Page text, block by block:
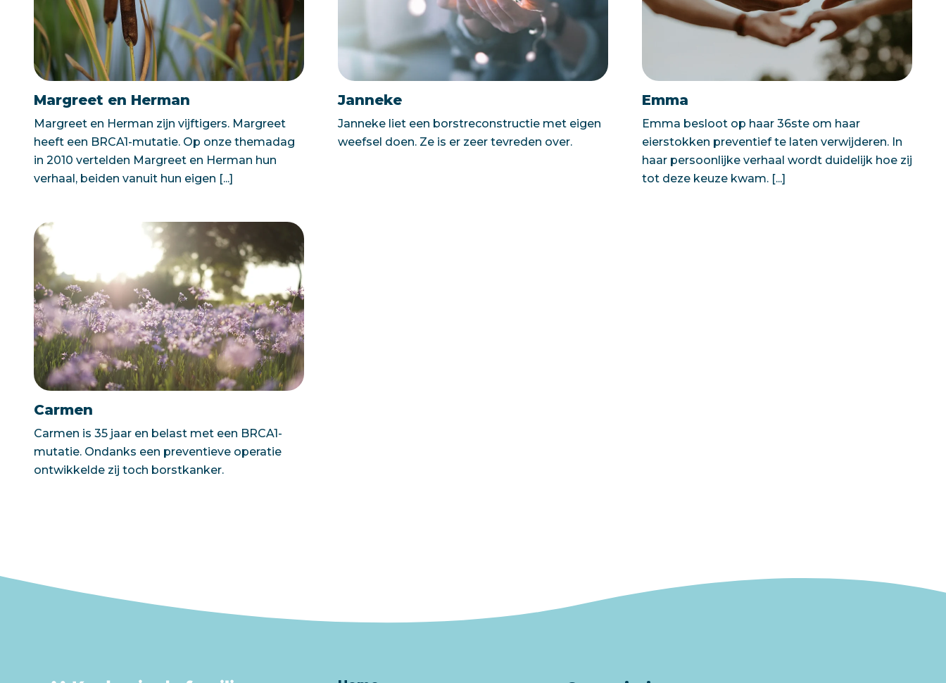
Margreet en Herman
Margreet en Herman zijn vijftigers. Margreet
heeft een BRCA1-mutatie. Op onze themadag
in 2010 vertelden Margreet en Herman hun
verhaal, beiden vanuit hun eigen [...]
Janneke
Janneke liet een borstreconstructie met eigen
weefsel doen. Ze is er zeer tevreden over.
Emma
Emma besloot op haar 36ste om haar
eierstokken preventief te laten verwijderen. In
haar persoonlijke verhaal wordt duidelijk hoe zij
tot deze keuze kwam. [...]
Carmen
Carmen is 35 jaar en belast met een BRCA1-
mutatie. Ondanks een preventieve operatie
ontwikkelde zij toch borstkanker.